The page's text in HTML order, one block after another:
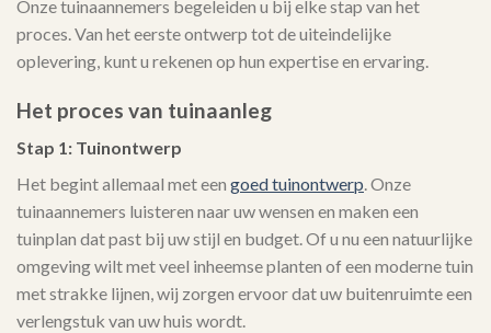
Onze tuinaannemers begeleiden u bij elke stap van het
proces. Van het eerste ontwerp tot de uiteindelijke
oplevering, kunt u rekenen op hun expertise en ervaring.
Het proces van tuinaanleg
Stap 1: Tuinontwerp
Het begint allemaal met een goed tuinontwerp. Onze
tuinaannemers luisteren naar uw wensen en maken een
tuinplan dat past bij uw stijl en budget. Of u nu een natuurlijke
omgeving wilt met veel inheemse planten of een moderne tuin
met strakke lijnen, wij zorgen ervoor dat uw buitenruimte een
verlengstuk van uw huis wordt.